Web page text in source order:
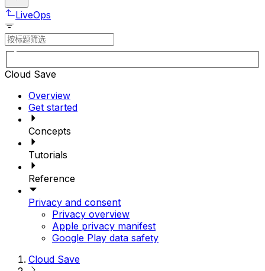
LiveOps
Cloud Save
Overview
Get started
Concepts
Tutorials
Reference
Privacy and consent
Privacy overview
Apple privacy manifest
Google Play data safety
Cloud Save